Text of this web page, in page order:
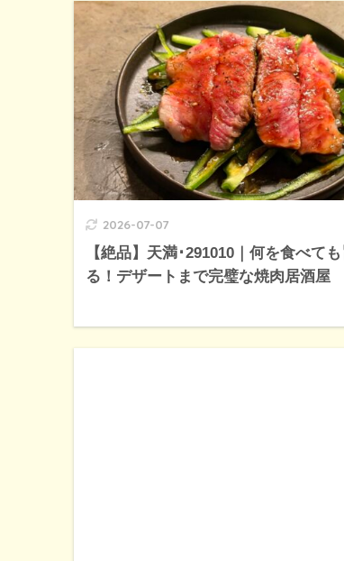
2026-07-07
【絶品】天満･291010｜何を食べて
る！デザートまで完璧な焼肉居酒屋